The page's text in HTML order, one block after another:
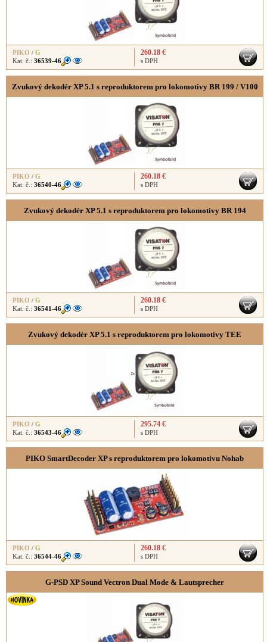
PIKO / G
Kat. č.: 36539-46
260.18 €
s DPH
Zvukový dekodér XP 5.1 s reproduktorem pro lokomotivy BR 199 / V100
PIKO / G
Kat. č.: 36540-46
260.18 €
s DPH
Zvukový dekodér XP 5.1 s reproduktorem pro lokomotivy BR 194
PIKO / G
Kat. č.: 36541-46
260.18 €
s DPH
Zvukový dekodér XP 5.1 s reproduktorem pro lokomotivy TEE
PIKO / G
Kat. č.: 36543-46
295.74 €
s DPH
PIKO SmartDecoder XP s reproduktorem pro lokomotivu Nohab
PIKO / G
Kat. č.: 36544-46
260.18 €
s DPH
G-PSD XP Sound Vectron Dual Mode & Lautsprecher